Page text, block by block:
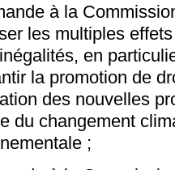
à la
les multiples
en
la promotion de
des nouvelles
du changement
;